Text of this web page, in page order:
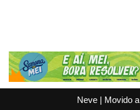
Neve| Movido a